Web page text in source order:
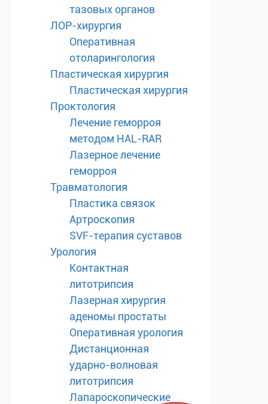
тазовых органов
ЛОР-хирургия
Оперативная
отоларингология
Пластическая хирургия
Пластическая хирургия
Проктология
Лечение геморроя
методом HAL-RAR
Лазерное лечение
геморроя
Травматология
Пластика связок
Артроскопия
SVF-терапия суставов
Урология
Контактная
литотрипсия
Лазерная хирургия
аденомы простаты
Оперативная урология
Дистанционная
ударно-волновая
литотрипсия
Лапароскопические